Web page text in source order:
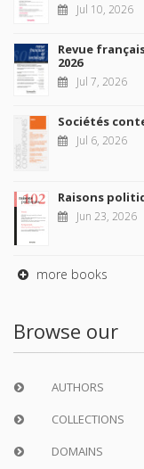
Jul 10, 2026
Revue
2026
Jul 7, 2026
Sociétés
Jul 6, 2026
Raisons
Jun 23, 2026
more books
Browse our
AUTHORS
COLLECTIONS
DOMAINS